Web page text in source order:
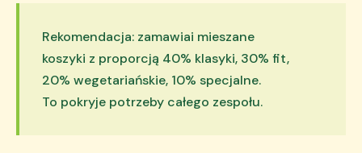
Rekomendacja: zamawiai mieszane
koszyki z proporcją 40% klasyki, 30% fit,
20% wegetariańskie, 10% specjalne.
To pokryje potrzeby całego zespołu.